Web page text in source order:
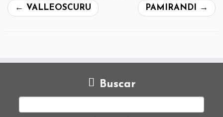
← VALLEOSCURU PAMIRANDI →
Buscar